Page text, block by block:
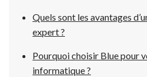
Quels sont les avantages
expert ?
Pourquoi choisir Blue pour
informatique ?